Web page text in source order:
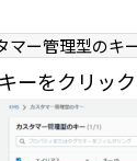
マー管理型のキ
ーをクリック